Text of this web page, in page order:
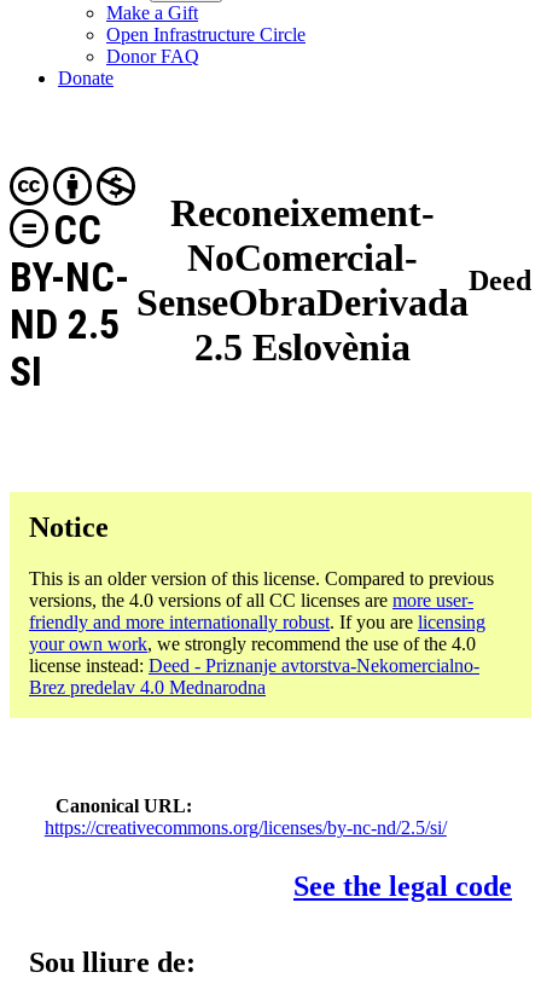
Make a Gift
Open Infrastructure Circle
Donor FAQ
Donate
Reconeixement-
NoComercial-
SenseObraDerivada
2.5 Eslovènia
CC
BY-NC-
ND 2.5
SI
Deed
Notice
This is an older version of this license. Compared to previous
versions, the 4.0 versions of all CC licenses are more user-
friendly and more internationally robust. If you are licensing
your own work, we strongly recommend the use of the 4.0
license instead: Deed - Priznanje avtorstva-Nekomercialno-
Brez predelav 4.0 Mednarodna
Canonical URL
https://creativecommons.org/licenses/by-nc-nd/2.5/si/
See the legal code
Sou lliure de: